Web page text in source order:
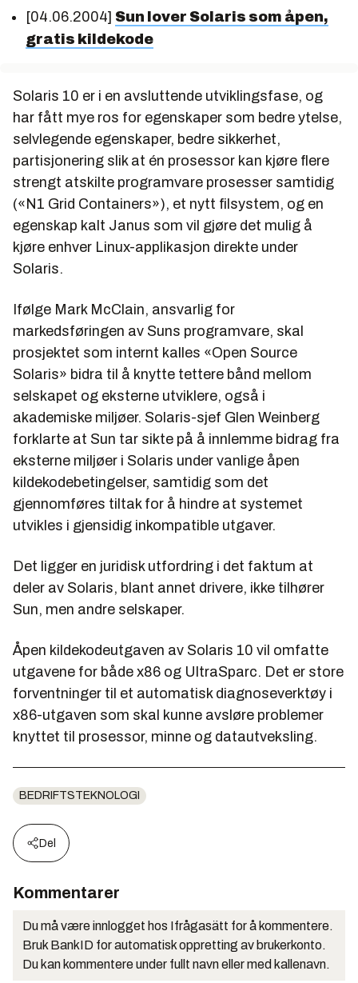
[04.06.2004] Sun lover Solaris som åpen,
gratis kildekode
Solaris 10 er i en avsluttende utviklingsfase, og
har fått mye ros for egenskaper som bedre ytelse,
selvlegende egenskaper, bedre sikkerhet,
partisjonering slik at én prosessor kan kjøre flere
strengt atskilte programvare prosesser samtidig
(«N1 Grid Containers»), et nytt filsystem, og en
egenskap kalt Janus som vil gjøre det mulig å
kjøre enhver Linux-applikasjon direkte under
Solaris.
Ifølge Mark McClain, ansvarlig for
markedsføringen av Suns programvare, skal
prosjektet som internt kalles «Open Source
Solaris» bidra til å knytte tettere bånd mellom
selskapet og eksterne utviklere, også i
akademiske miljøer. Solaris-sjef Glen Weinberg
forklarte at Sun tar sikte på å innlemme bidrag fra
eksterne miljøer i Solaris under vanlige åpen
kildekodebetingelser, samtidig som det
gjennomføres tiltak for å hindre at systemet
utvikles i gjensidig inkompatible utgaver.
Det ligger en juridisk utfordring i det faktum at
deler av Solaris, blant annet drivere, ikke tilhører
Sun, men andre selskaper.
Åpen kildekodeutgaven av Solaris 10 vil omfatte
utgavene for både x86 og UltraSparc. Det er store
forventninger til et automatisk diagnoseverktøy i
x86-utgaven som skal kunne avsløre problemer
knyttet til prosessor, minne og datautveksling.
BEDRIFTSTEKNOLOGI
Del
Kommentarer
Du må være innlogget hos Ifrågasätt for å kommentere.
Bruk BankID for automatisk oppretting av brukerkonto.
Du kan kommentere under fullt navn eller med kallenavn.